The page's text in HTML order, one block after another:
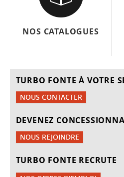
NOS CATALOGUES
TURBO FONTE À VOTRE
NOUS CONTACTER
DEVENEZ
NOUS REJOINDRE
TURBO FONTE RECRUTE